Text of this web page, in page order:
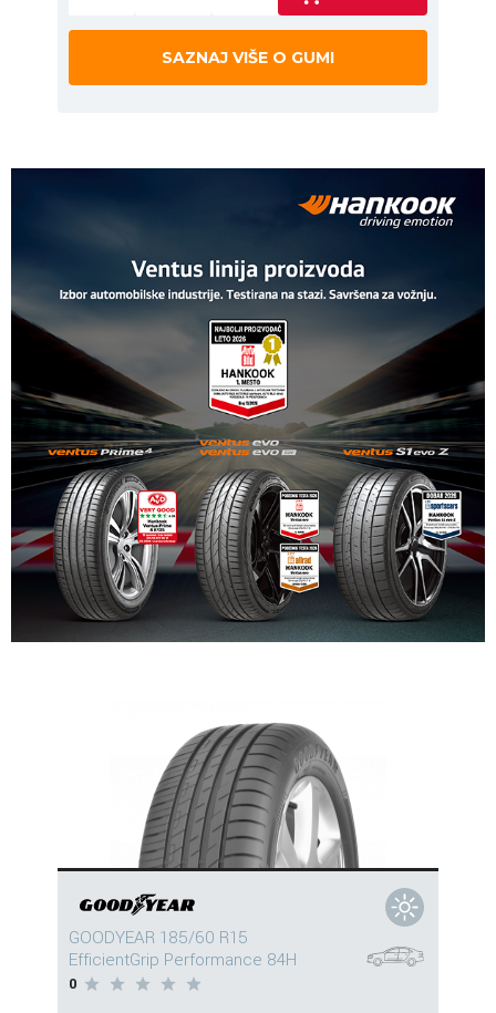
SAZNAJ VIŠE O GUMI
GOODYEAR 185/60 R15
EfficientGrip Performance 84H
0